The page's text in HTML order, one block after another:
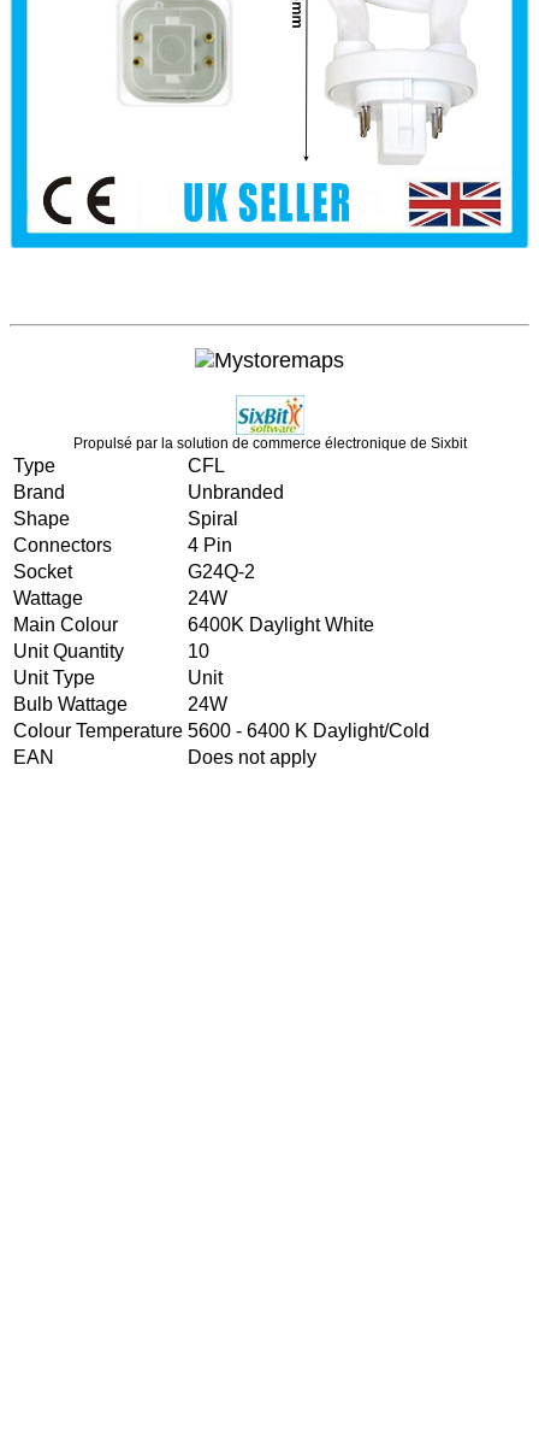
Propulsé par la solution de commerce électronique de Sixbit
Type
CFL
Brand
Unbranded
Shape
Spiral
Connectors
4 Pin
Socket
G24Q-2
Wattage
24W
Main Colour
6400K Daylight White
Unit Quantity
10
Unit Type
Unit
Bulb Wattage
24W
Colour Temperature 5600 - 6400 K Daylight/Cold
EAN
Does not apply